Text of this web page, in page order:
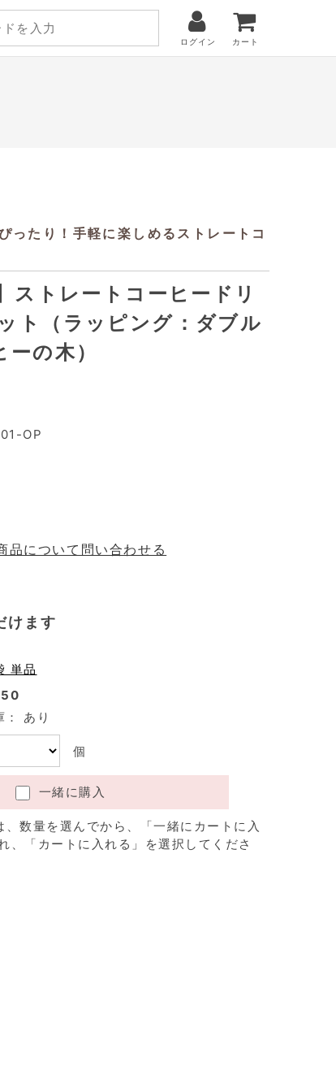
ログイン カート
ストレートコーヒードリ
ト（ラッピング：ダブル
の木）
OP
けます
単品
あり
個
一緒に購入
数量を選んでから、「一緒にカートに入
、「カートに入れる」を選択してくださ
品について問い合わせる